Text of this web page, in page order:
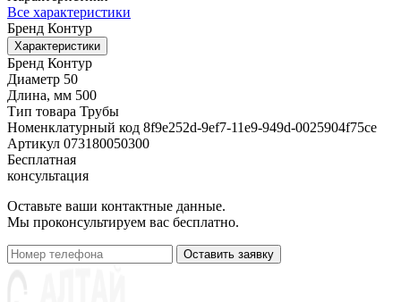
Все характеристики
Бренд Контур
Характеристики
Бренд Контур
Диаметр 50
Длина, мм 500
Тип товара Трубы
Номенклатурный код 8f9e252d-9ef7-11e9-949d-0025904f75ce
Артикул 073180050300
Бесплатная
консультация
Оставьте ваши контактные данные.
Мы проконсультируем вас бесплатно.
Оставить заявку